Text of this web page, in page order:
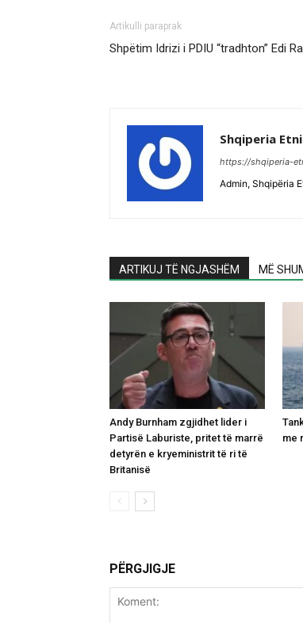
Artikulli paraprak
Shpëtim Idrizi i PDIU “tradhton” Edi
Shqiperia
https://shqiperia-
Admin, Shqipëria
ARTIKUJ TË NGJASHËM MË
Andy Burnham zgjidhet lider i
Partisë Laburiste, pritet të marrë
detyrën e kryeministrit të ri të
Britanisë
me
PËRGJIGJE